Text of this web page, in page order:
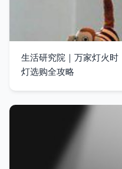
生活研究院｜万家灯火
灯选购全攻略